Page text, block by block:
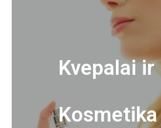
Kvepalai ir
Kosmetika